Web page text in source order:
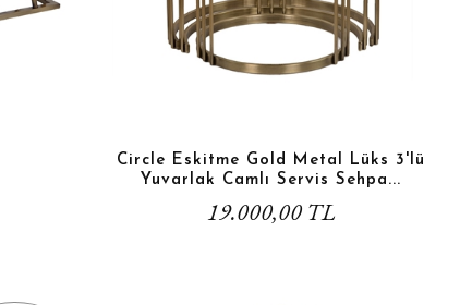
Circle Eskitme Gold Metal Lüks 3'lü
Yuvarlak Camlı Servis Sehpa...
19.000,00 TL